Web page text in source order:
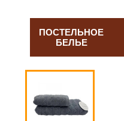
ПОСТЕЛЬНОЕ
БЕЛЬЕ